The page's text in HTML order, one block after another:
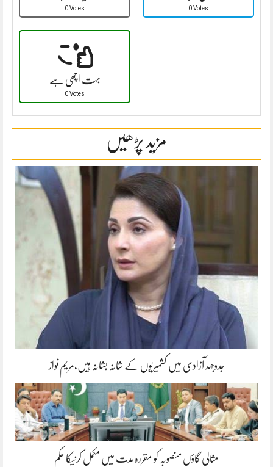
0 Votes 0 Votes
بہت اچھی ہے
0 Votes
مزید پڑھیں
جدوجہد آزادی میں کشمیریوں کے شانہ بشانہ ہیں،مریم نواز
مثالی گاؤں منصوبہ کو مقررہ مدت میں مکمل کرنیکا حکم